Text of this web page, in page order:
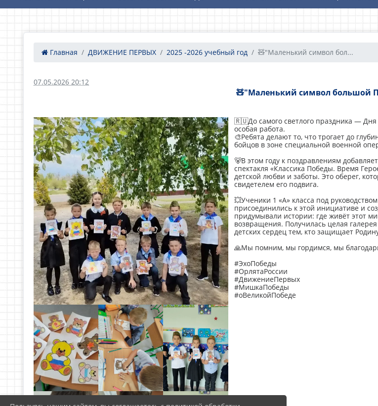
Главная ДВИЖЕНИЕ ПЕРВЫХ 2025 -2026 учебный год 🧸"Маленький символ бол...
07.05.2026 20:12
🧸"Маленький символ
🇷🇺До самого светлого праздника —
особая работа.
🎨Ребята делают то, что трогает до
бойцов в зоне специальной военной
🐻В этом году к поздравлениям
спектакля «Классика Победы. Время
детской любви и заботы. Это оберег,
свидетелем его подвига.
💥Ученики 1 «А» класса под
присоединились к этой инициативе и
придумывали истории: где живёт этот
возвращения. Получилась целая
детских сердец тем, кто защищает
🙏Мы помним, мы гордимся, мы
#ЭхоПобеды
#ОрлятаРоссии
#ДвижениеПервых
#МишкаПобеды
#оВеликойПобеде